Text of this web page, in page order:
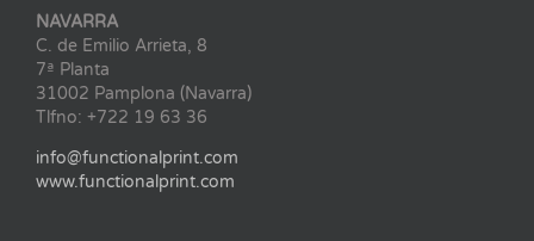
NAVARRA
C. de Emilio Arrieta, 8
7ª Planta
31002 Pamplona (Navarra)
Tlfno: +722 19 63 36
info@functionalprint.com
www.functionalprint.com